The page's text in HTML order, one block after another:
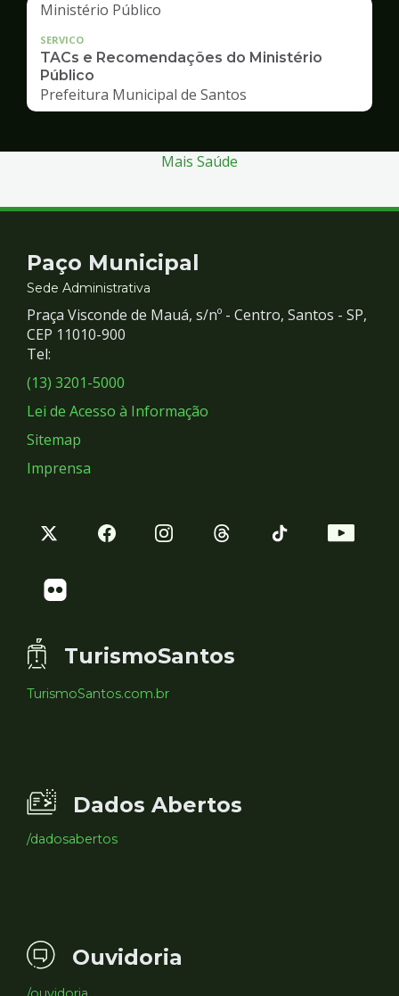
SERVICO
TACs e Recomendações do Ministério
Público
Prefeitura Municipal de Santos
Mais Saúde
Contato
e
Redes
Sociais
Paço Municipal
Sede Administrativa
Praça Visconde de Mauá, s/nº - Centro, Santos - SP,
CEP 11010-900
Tel:
(13) 3201-5000
Lei de Acesso à Informação
Sitemap
Imprensa
TurismoSantos
TurismoSantos.com.br
Dados Abertos
/dadosabertos
Ouvidoria